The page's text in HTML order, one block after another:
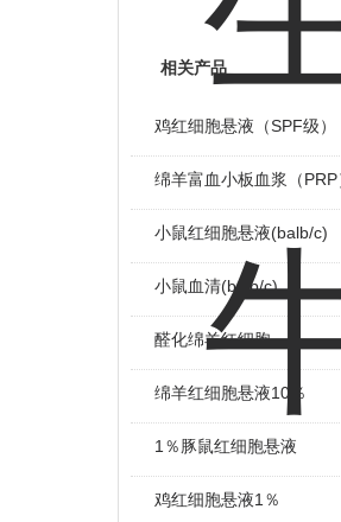
相关产品
鸡红细胞悬液（SPF级）
绵羊富血小板血浆（PRP
小鼠红细胞悬液(balb/c)
小鼠血清(balb/c)
醛化绵羊红细胞
绵羊红细胞悬液10％
1％豚鼠红细胞悬液
鸡红细胞悬液1％